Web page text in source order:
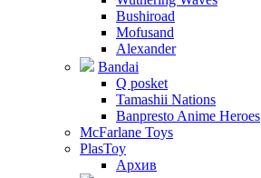
Bushiroad
Mofusand
Alexander
Bandai
Q posket
Tamashii Nations
Banpresto Anime Heroes
McFarlane Toys
PlasToy
Архив